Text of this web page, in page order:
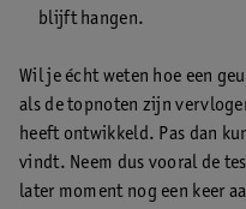
blijft hangen.
Wil je écht weten hoe een
als de topnoten zijn
heeft ontwikkeld. Pas dan
vindt. Neem dus vooral de
later moment nog een keer